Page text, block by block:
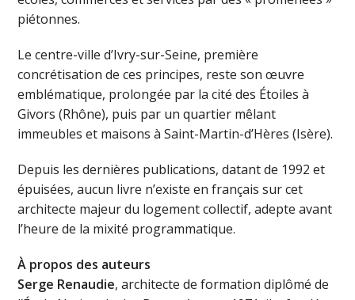
piétonnes.
Le centre-ville d’Ivry-sur-Seine, première
concrétisation de ces principes, reste son œuvre
emblématique, prolongée par la cité des Étoiles à
Givors (Rhône), puis par un quartier mêlant
immeubles et maisons à Saint-Martin-d’Hères (Isère).
Depuis les dernières publications, datant de 1992 et
épuisées, aucun livre n’existe en français sur cet
architecte majeur du logement collectif, adepte avant
l’heure de la mixité programmatique.
À propos des auteurs
Serge Renaudie, architecte de formation diplômé de